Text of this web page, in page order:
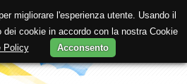
migliorare l'esperienza utente. Usando il
cookie in accordo con la nostra Cookie
Policy Acconsento